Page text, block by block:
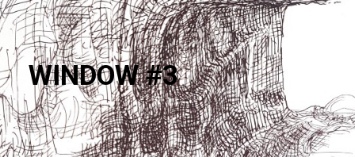
WINDOW #3